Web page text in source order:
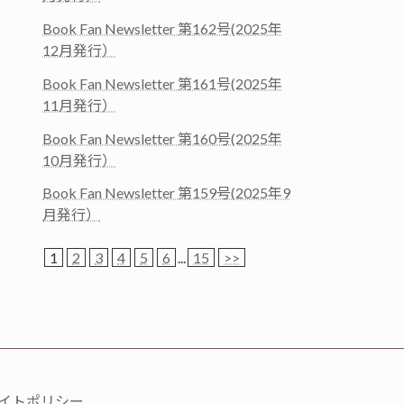
Book Fan Newsletter 第162号(2025年
12月発行）
Book Fan Newsletter 第161号(2025年
11月発行）
Book Fan Newsletter 第160号(2025年
10月発行）
Book Fan Newsletter 第159号(2025年9
月発行）
1 2 3 4 5 6 ... 15 >>